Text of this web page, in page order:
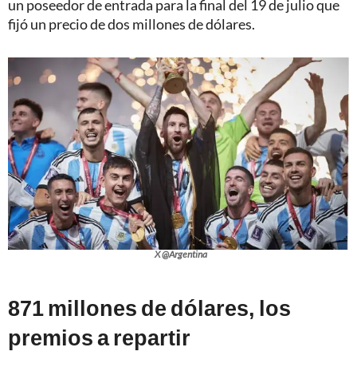
un poseedor de entrada para la final del 19 de julio que
fijó un precio de dos millones de dólares.
X @Argentina
871 millones de dólares, los
premios a repartir